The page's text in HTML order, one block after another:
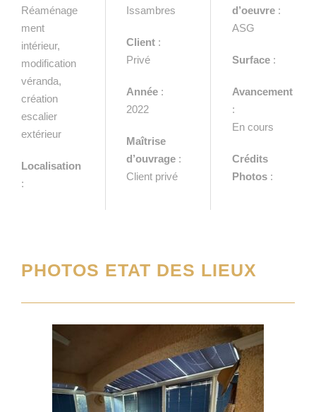
Réaménage
ment
intérieur,
modification
véranda,
création
escalier
extérieur
Localisation
:
Issambres
Client :
Privé
Année :
2022
Maîtrise
d’ouvrage :
Client privé
d’oeuvre:
ASG
Surface:
Avancement
:
En cours
Crédits
Photos :
PHOTOS ETAT DES LIEUX